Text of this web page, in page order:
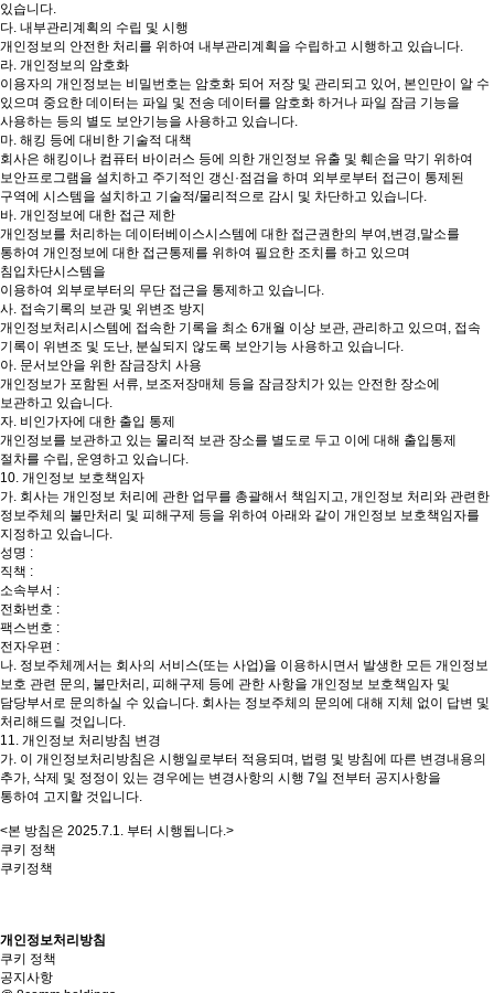
있습니다.
다. 내부관리계획의 수립 및 시행
개인정보의 안전한 처리를 위하여 내부관리계획을 수립하고 시행하고 있습니다.
라. 개인정보의 암호화
이용자의 개인정보는 비밀번호는 암호화 되어 저장 및 관리되고 있어, 본인만이 알 수
있으며 중요한 데이터는 파일 및 전송 데이터를 암호화 하거나 파일 잠금 기능을
사용하는 등의 별도 보안기능을 사용하고 있습니다.
마. 해킹 등에 대비한 기술적 대책
회사은 해킹이나 컴퓨터 바이러스 등에 의한 개인정보 유출 및 훼손을 막기 위하여
보안프로그램을 설치하고 주기적인 갱신·점검을 하며 외부로부터 접근이 통제된
구역에 시스템을 설치하고 기술적/물리적으로 감시 및 차단하고 있습니다.
바. 개인정보에 대한 접근 제한
개인정보를 처리하는 데이터베이스시스템에 대한 접근권한의 부여,변경,말소를
통하여 개인정보에 대한 접근통제를 위하여 필요한 조치를 하고 있으며
침입차단시스템을
이용하여 외부로부터의 무단 접근을 통제하고 있습니다.
사. 접속기록의 보관 및 위변조 방지
개인정보처리시스템에 접속한 기록을 최소 6개월 이상 보관, 관리하고 있으며, 접속
기록이 위변조 및 도난, 분실되지 않도록 보안기능 사용하고 있습니다.
아. 문서보안을 위한 잠금장치 사용
개인정보가 포함된 서류, 보조저장매체 등을 잠금장치가 있는 안전한 장소에
보관하고 있습니다.
자. 비인가자에 대한 출입 통제
개인정보를 보관하고 있는 물리적 보관 장소를 별도로 두고 이에 대해 출입통제
절차를 수립, 운영하고 있습니다.
10. 개인정보 보호책임자
가. 회사는 개인정보 처리에 관한 업무를 총괄해서 책임지고, 개인정보 처리와 관련한
정보주체의 불만처리 및 피해구제 등을 위하여 아래와 같이 개인정보 보호책임자를
지정하고 있습니다.
성명 :
직책 :
소속부서 :
전화번호 :
팩스번호 :
전자우편 :
나. 정보주체께서는 회사의 서비스(또는 사업)을 이용하시면서 발생한 모든 개인정보
보호 관련 문의, 불만처리, 피해구제 등에 관한 사항을 개인정보 보호책임자 및
담당부서로 문의하실 수 있습니다. 회사는 정보주체의 문의에 대해 지체 없이 답변 및
처리해드릴 것입니다.
11. 개인정보 처리방침 변경
가. 이 개인정보처리방침은 시행일로부터 적용되며, 법령 및 방침에 따른 변경내용의
추가, 삭제 및 정정이 있는 경우에는 변경사항의 시행 7일 전부터 공지사항을
통하여 고지할 것입니다.
<본 방침은 2025.7.1. 부터 시행됩니다.>
쿠키 정책
쿠키정책
개인정보처리방침
쿠키 정책
공지사항